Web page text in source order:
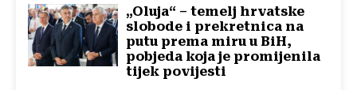
„Oluja“ – temelj hrvatske
slobode i prekretnica na
putu prema miru u BiH,
pobjeda koja je promijenila
tijek povijesti